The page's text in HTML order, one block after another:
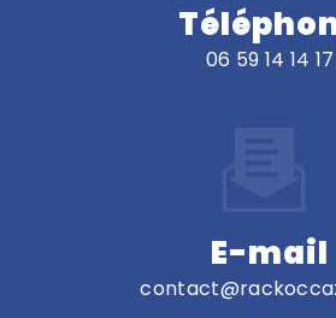
06 59 14 14 17
E-mail